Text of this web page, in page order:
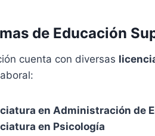
de Educación
cuenta con diversas
en Administración de
en Psicología